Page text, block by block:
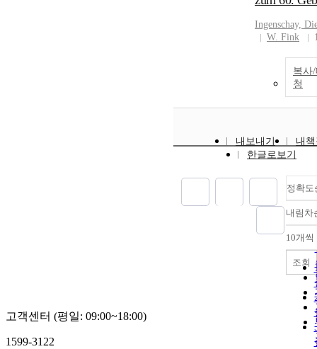
Ingenschay,
W. Fink
복사
청
내보내기
내
한글로보기
정확도
내림차
10개씩
조회
고객센터 (평일: 09:00~18:00)
1599-3122